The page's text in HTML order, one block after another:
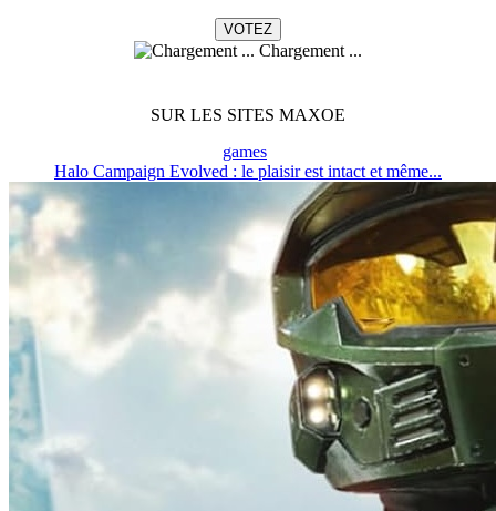
Chargement ...
SUR LES SITES MAXOE
games
Halo Campaign Evolved : le plaisir est intact et même...